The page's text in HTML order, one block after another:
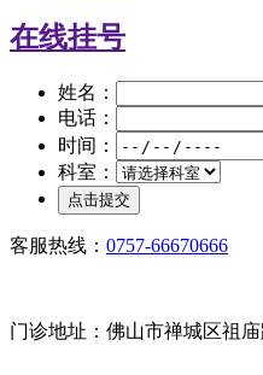
在线挂号
姓名：
电话：
时间：
科室：
客服热线： 0757-66670666
门诊地址：佛山市禅城区祖